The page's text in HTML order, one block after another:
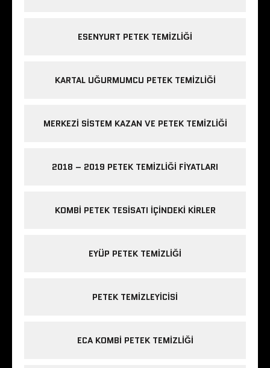
ESENYURT PETEK TEMIZLIĞI
KARTAL UĞURMUMCU PETEK TEMIZLIĞI
MERKEZI SISTEM KAZAN VE PETEK TEMIZLIĞI
2018 – 2019 PETEK TEMIZLIĞI FIYATLARI
KOMBI PETEK TESISATI IÇINDEKI KIRLER
EYÜP PETEK TEMIZLIĞI
PETEK TEMIZLEYICISI
ECA KOMBI PETEK TEMIZLIĞI